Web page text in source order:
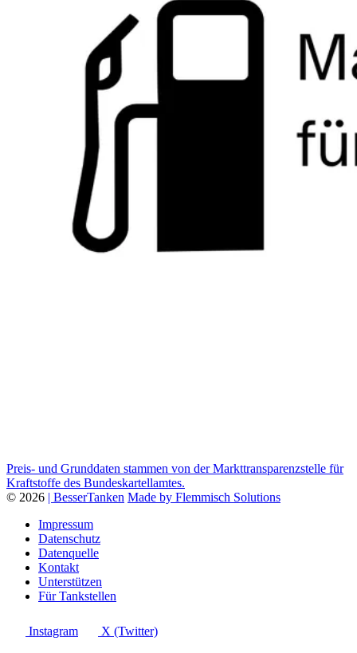
Preis- und Grunddaten stammen von der Markttransparenzstelle für
Kraftstoffe des Bundeskartellamtes.
© 2026 | BesserTanken Made by Flemmisch Solutions
Impressum
Datenschutz
Datenquelle
Kontakt
Unterstützen
Für Tankstellen
Instagram X (Twitter)